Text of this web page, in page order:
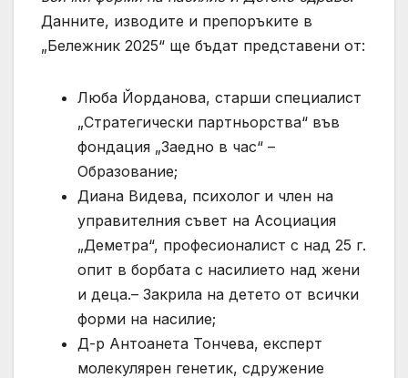
Данните, изводите и препоръките в
„Бележник 2025“ ще бъдат представени от:
Люба Йорданова, старши специалист
„Стратегически партньорства“ във
фондация „Заедно в час“ –
Образование;
Диана Видева, психолог и член на
управителния съвет на Асоциация
„Деметра“, професионалист с над 25 г.
опит в борбата с насилието над жени
и деца.– Закрила на детето от всички
форми на насилие;
Д-р Антоанета Тончева, експерт
молекулярен генетик, сдружение